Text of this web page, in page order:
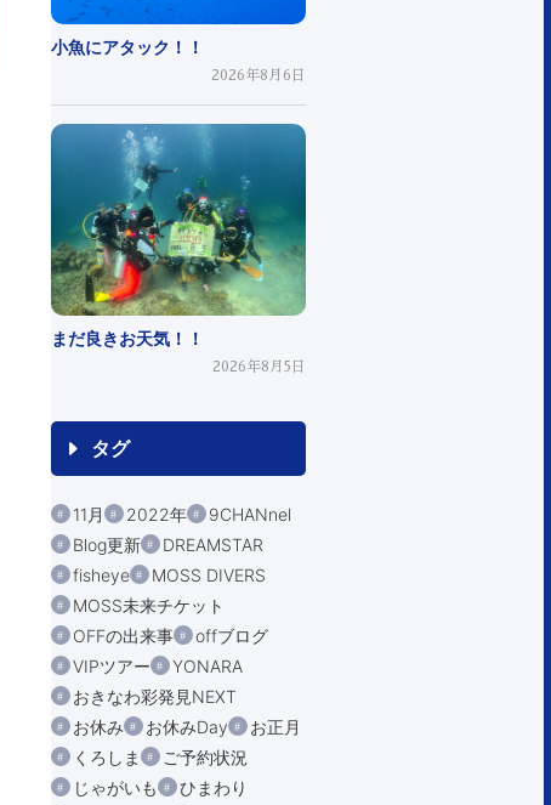
小魚にアタック！！
2026年8月6日
まだ良きお天気！！
2026年8月5日
タグ
11月 2022年
9CHANnel
Blog更新
DREAMSTAR
fisheye
MOSS DIVERS
MOSS未来チケット
OFFの出来事
offブログ
VIPツアー
YONARA
おきなわ彩発見NEXT
お休み
お休みDay
お正月
くろしま
ご予約状況
じゃがいも
ひまわり